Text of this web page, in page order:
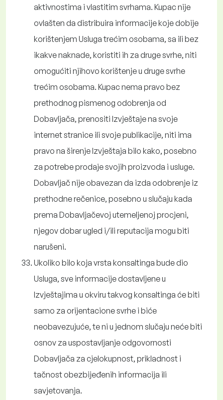
aktivnostima i vlastitim svrhama. Kupac nije
ovlašten da distribuira informacije koje dobije
korištenjem Usluga trećim osobama, sa ili bez
ikakve naknade, koristiti ih za druge svrhe, niti
omogućiti njihovo korištenje u druge svrhe
trećim osobama. Kupac nema pravo bez
prethodnog pismenog odobrenja od
Dobavljača, prenositi Izvještaje na svoje
internet stranice ili svoje publikacije, niti ima
pravo na širenje Izvještaja bilo kako, posebno
za potrebe prodaje svojih proizvoda i usluge.
Dobavljač nije obavezan da izda odobrenje iz
prethodne rečenice, posebno u slučaju kada
prema Dobavljačevoj utemeljenoj procjeni,
njegov dobar ugled i/ili reputacija mogu biti
narušeni.
Ukoliko bilo koja vrsta konsaltinga bude dio
Usluga, sve informacije dostavljene u
Izvještajima u okviru takvog konsaltinga će biti
samo za orijentacione svrhe i biće
neobavezujuće, te ni u jednom slučaju neće biti
osnov za uspostavljanje odgovornosti
Dobavljača za cjelokupnost, prikladnost i
tačnost obezbijeđenih informacija ili
savjetovanja.